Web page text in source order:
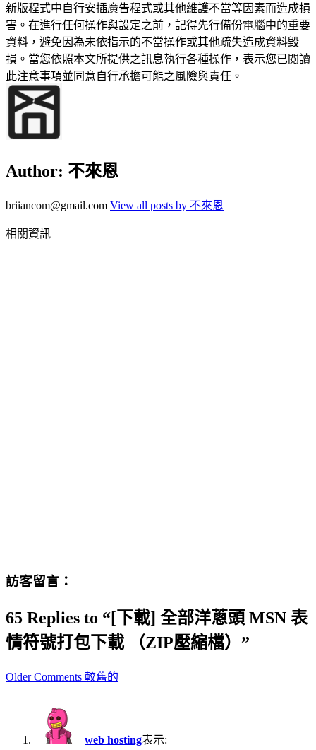
新版程式中自行安插廣告程式或其他維護不當等因素而造成損
害。在進行任何操作與設定之前，記得先行備份電腦中的重要
資料，避免因為未依指示的不當操作或其他疏失造成資料毀
損。當您依照本文所提供之訊息執行各種操作，表示您已閱讀
此注意事項並同意自行承擔可能之風險與責任。
Author: 不來恩
briiancom@gmail.com View all posts by 不來恩
相關資訊
訪客留言：
65 Replies to “[下載] 全部洋蔥頭 MSN 表
情符號打包下載 （ZIP壓縮檔）”
Comment
Older Comments 較舊的
web hosting表示: